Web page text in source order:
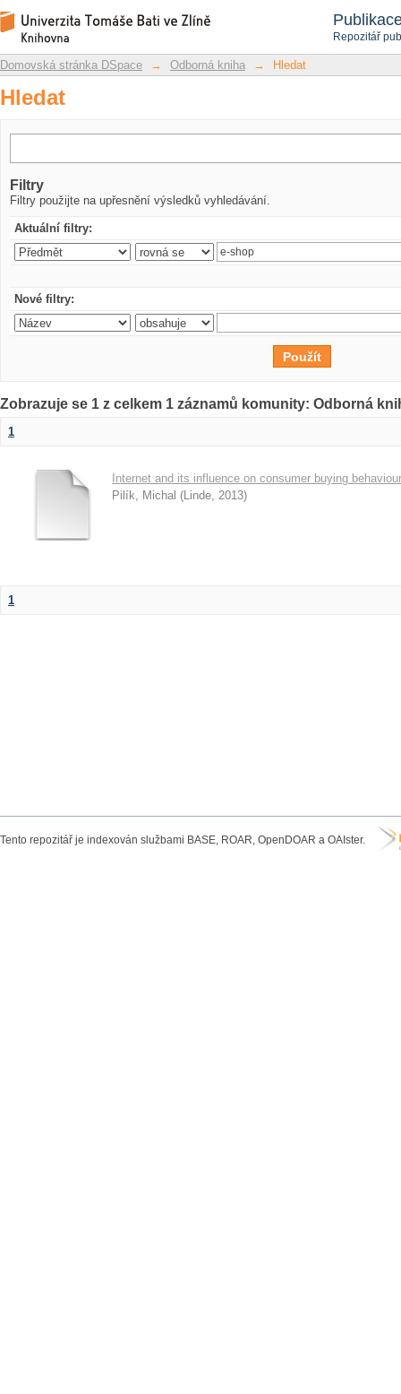
Repozitář
Hledat
Repozitář DSpace/Manakin
Domovská stránka DSpace → Odborná kniha → Hledat
Hledat
Filtry
Filtry použijte na upřesnění výsledků vyhledávání.
Aktuální filtry:
Nové filtry:
Zobrazuje se 1 z celkem 1 záznamů komunity: Odborná
1
Internet and its influence on consumer buying
Pilík, Michal (Linde, 2013)
1
Tento repozitář je indexován službami BASE, ROAR, OpenDOAR a OAIster.